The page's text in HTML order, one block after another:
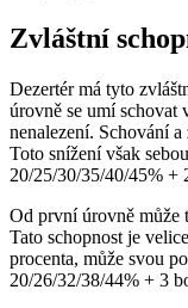
Zvláštní
Dezertér má tyto
úrovně se umí schovat
nenalezení. Schování
Toto snížení však
20/25/30/35/40/45% +
Od první úrovně může
Tato schopnost je
procenta, může svou
20/26/32/38/44% + 3